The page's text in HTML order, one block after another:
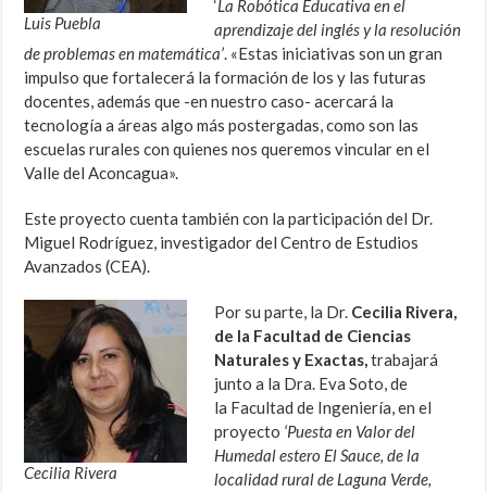
Luis Puebla
‘La Robótica Educativa en el
aprendizaje del inglés y la resolución
de problemas en matemática’. «Estas iniciativas son un gran
impulso que fortalecerá la formación de los y las futuras
docentes, además que -en nuestro caso- acercará la
tecnología a áreas algo más postergadas, como son las
escuelas rurales con quienes nos queremos vincular en el
Valle del Aconcagua».
Este proyecto cuenta también con la participación del Dr.
Miguel Rodríguez, investigador del Centro de Estudios
Avanzados (CEA).
Cecilia Rivera
Por su parte, la Dr. Cecilia Rivera,
de la Facultad de Ciencias
Naturales y Exactas,trabajará
junto a la Dra. Eva Soto, de
la Facultad de Ingeniería, en el
proyecto ‘Puesta en Valor del
Humedal estero El Sauce, de la
localidad rural de Laguna Verde,